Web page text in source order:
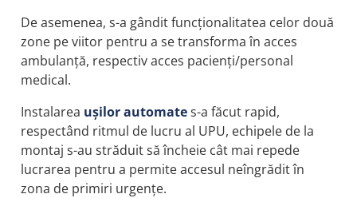
De asemenea, s-a gândit funcționalitatea celor două
zone pe viitor pentru a se transforma în acces
ambulanță, respectiv acces pacienți/personal
medical.
Instalarea ușilor automates-a făcut rapid,
respectând ritmul de lucru al UPU, echipele de la
montaj s-au străduit să încheie cât mai repede
lucrarea pentru a permite accesul neîngrădit în
zona de primiri urgențe.